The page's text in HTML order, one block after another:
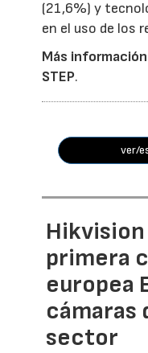
(21,6%) y
en el uso de los
Más
STEP.
ver/
primera
europea
cámaras
sector